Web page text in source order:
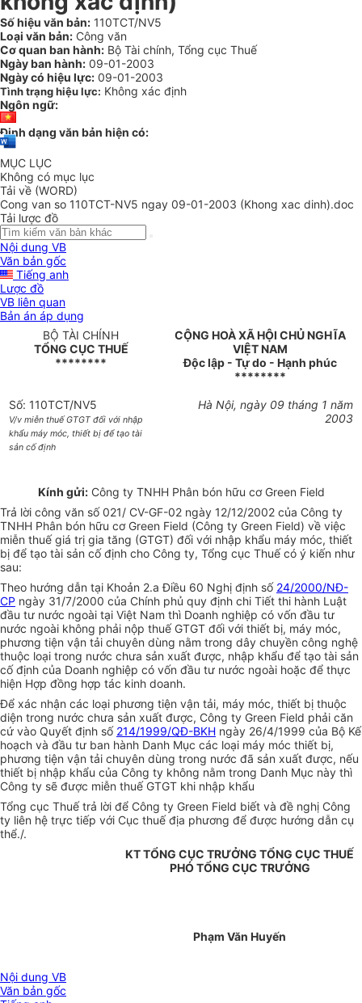
Số hiệu văn bản: 110TCT/NV5
Loại văn bản: Công văn
Cơ quan ban hành: Bộ Tài chính, Tổng cục Thuế
Ngày ban hành: 09-01-2003
Ngày có hiệu lực: 09-01-2003
Tình trạng hiệu lực: Không xác định
Ngôn ngữ:
Định dạng văn bản hiện có:
MỤC LỤC
Không có mục lục
Tải về (WORD)
Cong van so 110TCT-NV5 ngay 09-01-2003 (Khong xac dinh).doc
Tải lược đồ
Nội dung VB
Văn bản gốc
Tiếng anh
Lược đồ
VB liên quan
Bản án áp dụng
BỘ TÀI CHÍNH
TỔNG CỤC THUẾ
********
CỘNG HOÀ XÃ HỘI CHỦ NGHĨA
VIỆT NAM
Độc lập - Tự do - Hạnh phúc
********
Số: 110TCT/NV5
V/v miễn thuế GTGT đối với nhập
khẩu máy móc, thiết bị để tạo tài
sản cố định
Hà Nội, ngày 09 tháng 1 năm
2003
Kính gửi:Công ty TNHH Phân bón hữu cơ Green Field
Trả lời công văn số 021/ CV-GF-02 ngày 12/12/2002 của Công ty
TNHH Phân bón hữu cơ Green Field (Công ty Green Field) về việc
miễn thuế giá trị gia tăng (GTGT) đối với nhập khẩu máy móc, thiết
bị để tạo tài sản cố định cho Công ty, Tổng cục Thuế có ý kiến như
sau:
Theo hướng dẫn tại Khoản 2.a Điều 60 Nghị định số 24/2000/NĐ-
CP ngày 31/7/2000 của Chính phủ quy định chi Tiết thi hành Luật
đầu tư nước ngoài tại Việt Nam thì Doanh nghiệp có vốn đầu tư
nước ngoài không phải nộp thuế GTGT đối với thiết bị, máy móc,
phương tiện vận tải chuyên dùng nằm trong dây chuyền công nghệ
thuộc loại trong nước chưa sản xuất được, nhập khẩu để tạo tài sản
cố định của Doanh nghiệp có vốn đầu tư nước ngoài hoặc để thực
hiện Hợp đồng hợp tác kinh doanh.
Để xác nhận các loại phương tiện vận tải, máy móc, thiết bị thuộc
diện trong nước chưa sản xuất được, Công ty Green Field phải căn
cứ vào Quyết định số 214/1999/QĐ-BKH ngày 26/4/1999 của Bộ Kế
hoạch và đầu tư ban hành Danh Mục các loại máy móc thiết bị,
phương tiện vận tải chuyên dùng trong nước đã sản xuất được, nếu
thiết bị nhập khẩu của Công ty không nằm trong Danh Mục này thì
Công ty sẽ được miễn thuế GTGT khi nhập khẩu
Tổng cục Thuế trả lời để Công ty Green Field biết và đề nghị Công
ty liên hệ trực tiếp với Cục thuế địa phương để được hướng dẫn cụ
thể./.
KT TỔNG CỤC TRƯỞNG TỔNG CỤC THUẾ
PHÓ TỔNG CỤC TRƯỞNG
Phạm Văn Huyến
Nội dung VB
Văn bản gốc